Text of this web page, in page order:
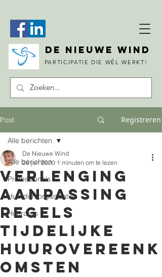
DE NIEUWE WIND
PARTICIPATIE DIE WÉL WERKT!
Post Registreren
Alle berichten
Professionals
Huurdersorganisaties
Huurders
Alle berichten
Verlenging
aanpassing
regels
tijdelijke
huurovereenk
omsten
De Nieuwe Wind
26 jun 2020 1 minuten om te lezen